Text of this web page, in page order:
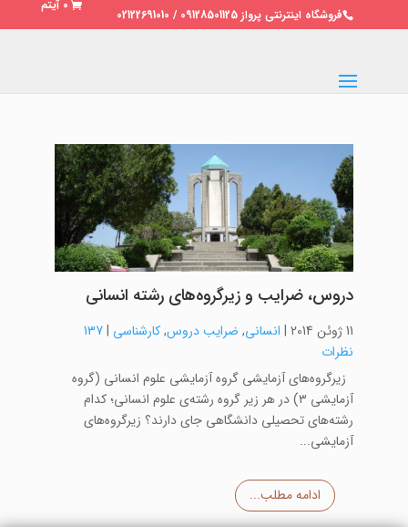
فروشگاه اینترنتی پرواز 09128501125 / 02122691010
0 آیتم
دروس، ضرایب و زیرگروه‌های رشته انسانی
11 ژوئن 2014 | انسانی, ضرایب دروس,کارشناسی |
137
نظرات
زیرگروه‌های آزمایشی گروه آزمایشی علوم انسانی (گروه
آزمایشی ۳) در هر زیر گروه رشته‌ی علوم انسانی؛ کدام
رشته‌های تحصیلی دانشگاهی جای دارند؟ زیرگروه‌های
آزمایشی...
ادامه مطلب...